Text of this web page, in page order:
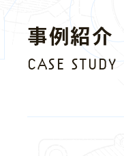
事例紹介
CASE STUDY